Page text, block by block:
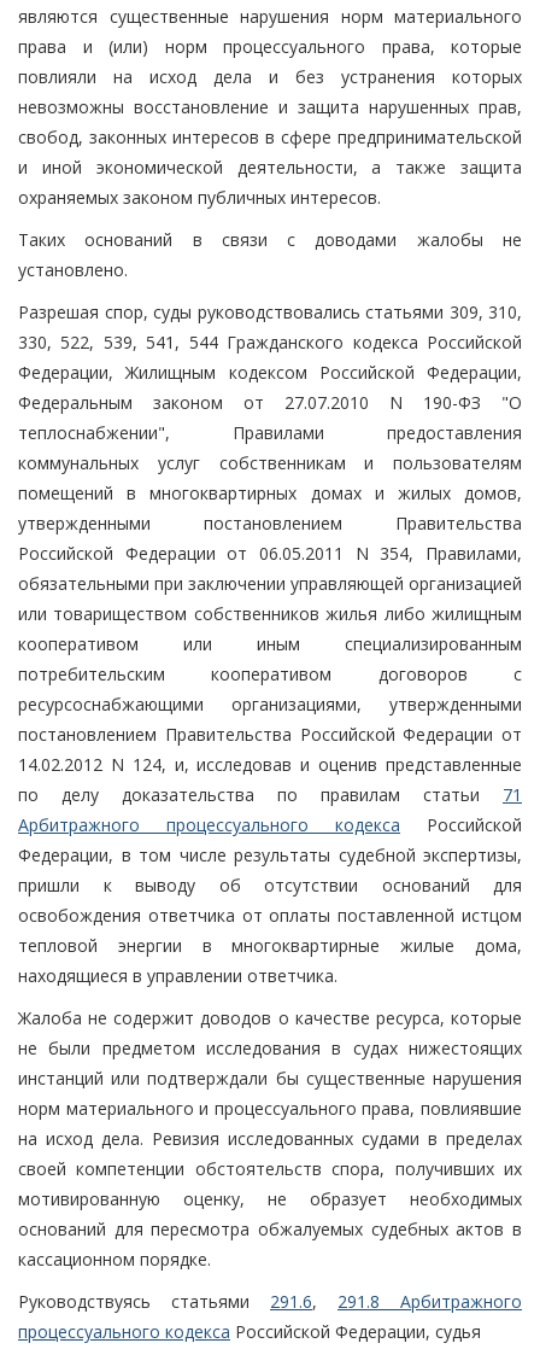
являются существенные нарушения норм материального
права и (или) норм процессуального права, которые
повлияли на исход дела и без устранения которых
невозможны восстановление и защита нарушенных прав,
свобод, законных интересов в сфере предпринимательской
и иной экономической деятельности, а также защита
охраняемых законом публичных интересов.
Таких оснований в связи с доводами жалобы не
установлено.
Разрешая спор, суды руководствовались статьями 309, 310,
330, 522, 539, 541, 544 Гражданского кодекса Российской
Федерации, Жилищным кодексом Российской Федерации,
Федеральным законом от 27.07.2010 N 190-ФЗ "О
теплоснабжении", Правилами предоставления
коммунальных услуг собственникам и пользователям
помещений в многоквартирных домах и жилых домов,
утвержденными постановлением Правительства
Российской Федерации от 06.05.2011 N 354, Правилами,
обязательными при заключении управляющей организацией
или товариществом собственников жилья либо жилищным
кооперативом или иным специализированным
потребительским кооперативом договоров с
ресурсоснабжающими организациями, утвержденными
постановлением Правительства Российской Федерации от
14.02.2012 N 124, и, исследовав и оценив представленные
по делу доказательства по правилам статьи 71
Арбитражного процессуального кодекса Российской
Федерации, в том числе результаты судебной экспертизы,
пришли к выводу об отсутствии оснований для
освобождения ответчика от оплаты поставленной истцом
тепловой энергии в многоквартирные жилые дома,
находящиеся в управлении ответчика.
Жалоба не содержит доводов о качестве ресурса, которые
не были предметом исследования в судах нижестоящих
инстанций или подтверждали бы существенные нарушения
норм материального и процессуального права, повлиявшие
на исход дела. Ревизия исследованных судами в пределах
своей компетенции обстоятельств спора, получивших их
мотивированную оценку, не образует необходимых
оснований для пересмотра обжалуемых судебных актов в
кассационном порядке.
Руководствуясь статьями 291.6, 291.8 Арбитражного
процессуального кодекса Российской Федерации, судья